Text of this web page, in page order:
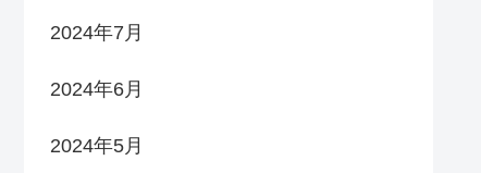
2024年7月
2024年6月
2024年5月